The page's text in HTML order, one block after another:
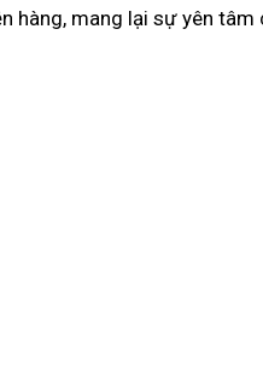
hàng, mang lại sự yên tâm